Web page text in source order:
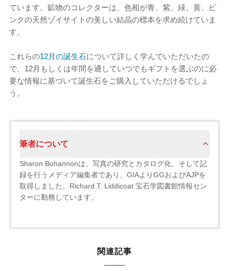
ています。鉱物のコレクターは、色相が青、紫、緑、黄、ピ
ンクの天然ゾイサイトの美しい結晶の標本を求め続けていま
す。
これらの12月の誕生石について詳しく学んでいただいたの
で、12月もしくは年間を通していつでもギフトを選ぶのに必
要な情報に基づいて誕生石をご購入していただけるでしょ
う。
筆者について
Sharon Bohannonは、写真の研究とカタログ化、そして記
録を行うメディア編集者であり、GIAよりGGおよびAJPを
取得しました。Richard T. Liddicoat 宝石学図書館情報セン
ターに勤務しています。
関連記事